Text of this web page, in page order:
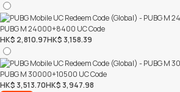
PUBG M 24000+8400 UC Code
HK$ 2,810.97HK$ 3,158.39
PUBG M 30000+10500 UC Code
HK$ 3,513.70HK$ 3,947.98